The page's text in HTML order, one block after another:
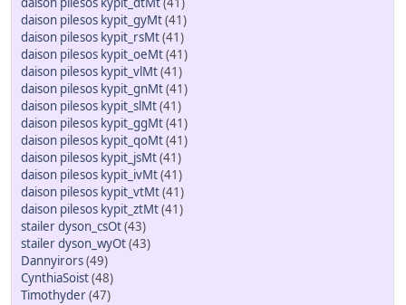
daison pilesos kypit_gyMt(41)
daison pilesos kypit_rsMt(41)
daison pilesos kypit_oeMt(41)
daison pilesos kypit_vlMt(41)
daison pilesos kypit_gnMt(41)
daison pilesos kypit_slMt(41)
daison pilesos kypit_ggMt(41)
daison pilesos kypit_qoMt(41)
daison pilesos kypit_jsMt(41)
daison pilesos kypit_ivMt(41)
daison pilesos kypit_vtMt(41)
daison pilesos kypit_ztMt(41)
stailer dyson_csOt(43)
stailer dyson_wyOt(43)
Dannyirors(49)
CynthiaSoist(48)
Timothyder(47)